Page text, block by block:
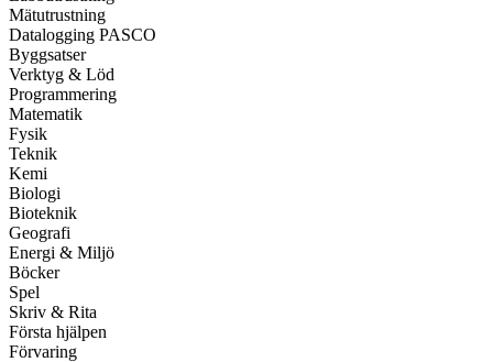
Mätutrustning
Datalogging PASCO
Byggsatser
Verktyg & Löd
Programmering
Matematik
Fysik
Teknik
Kemi
Biologi
Bioteknik
Geografi
Energi & Miljö
Böcker
Spel
Skriv & Rita
Första hjälpen
Förvaring